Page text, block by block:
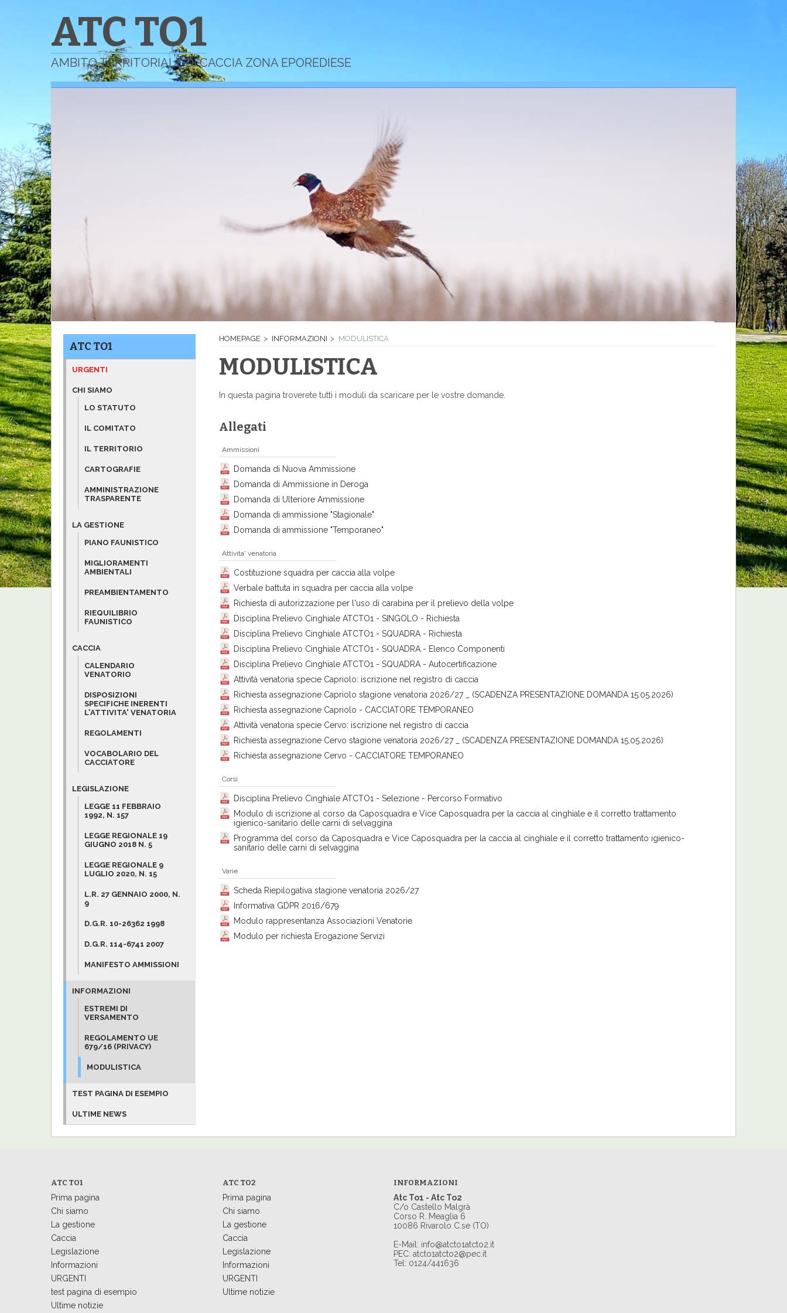
ATC TO1
AMBITO TERRITORIALE DI CACCIA ZONA EPOREDIESE
ATC TO1
URGENTI
CHI SIAMO
LO STATUTO
IL COMITATO
IL TERRITORIO
CARTOGRAFIE
AMMINISTRAZIONE
TRASPARENTE
LA GESTIONE
PIANO FAUNISTICO
MIGLIORAMENTI
AMBIENTALI
PREAMBIENTAMENTO
RIEQUILIBRIO
FAUNISTICO
CACCIA
CALENDARIO
VENATORIO
DISPOSIZIONI
SPECIFICHE INERENTI
L'ATTIVITA' VENATORIA
REGOLAMENTI
VOCABOLARIO DEL
CACCIATORE
LEGISLAZIONE
LEGGE 11 FEBBRAIO
1992, N. 157
LEGGE REGIONALE 19
GIUGNO 2018 N. 5
LEGGE REGIONALE 9
LUGLIO 2020, N. 15
L.R. 27 GENNAIO 2000, N.
9
D.G.R. 10-26362 1998
D.G.R. 114-6741 2007
MANIFESTO AMMISSIONI
INFORMAZIONI
ESTREMI DI
VERSAMENTO
REGOLAMENTO UE
679/16 (PRIVACY)
MODULISTICA
TEST PAGINA DI ESEMPIO
ULTIME NEWS
HOMEPAGE INFORMAZIONI MODULISTICA
MODULISTICA
In questa pagina troverete tutti i moduli da scaricare per le vostre domande.
Allegati
Ammissioni
Domanda di Nuova Ammissione
Domanda di Ammissione in Deroga
Domanda di Ulteriore Ammissione
Domanda di ammissione "Stagionale"
Domanda di ammissione "Temporaneo"
Attivita' venatoria
Costituzione squadra per caccia alla volpe
Verbale battuta in squadra per caccia alla volpe
Richiesta di autorizzazione per l'uso di carabina per il prelievo della volpe
Disciplina Prelievo Cinghiale ATCTO1 - SINGOLO - Richiesta
Disciplina Prelievo Cinghiale ATCTO1 - SQUADRA - Richiesta
Disciplina Prelievo Cinghiale ATCTO1 - SQUADRA - Elenco Componenti
Disciplina Prelievo Cinghiale ATCTO1 - SQUADRA - Autocertificazione
Attività venatoria specie Capriolo: iscrizione nel registro di caccia
Richiesta assegnazione Capriolo stagione venatoria 2026/27 _ (SCADENZA PRESENTAZIONE DOMANDA 15.05.2026)
Richiesta assegnazione Capriolo - CACCIATORE TEMPORANEO
Attività venatoria specie Cervo: iscrizione nel registro di caccia
Richiesta assegnazione Cervo stagione venatoria 2026/27 _ (SCADENZA PRESENTAZIONE DOMANDA 15.05.2026)
Richiesta assegnazione Cervo - CACCIATORE TEMPORANEO
Corsi
Disciplina Prelievo Cinghiale ATCTO1 - Selezione - Percorso Formativo
Modulo di iscrizione al corso da Caposquadra e Vice Caposquadra per la caccia al cinghiale e il corretto trattamento
igienico-sanitario delle carni di selvaggina
Programma del corso da Caposquadra e Vice Caposquadra per la caccia al cinghiale e il corretto trattamento igienico-
sanitario delle carni di selvaggina
Varie
Scheda Riepilogativa stagione venatoria 2026/27
Informativa GDPR 2016/679
Modulo rappresentanza Associazioni Venatorie
Modulo per richiesta Erogazione Servizi
ATC TO1
Prima pagina
Chi siamo
La gestione
Caccia
Legislazione
Informazioni
URGENTI
test pagina di esempio
Ultime notizie
ATC TO2
Prima pagina
Chi siamo
La gestione
Caccia
Legislazione
Informazioni
URGENTI
Ultime notizie
INFORMAZIONI
Atc To1 - Atc To2
C/o Castello Malgrà
Corso R. Meaglia 6
10086 Rivarolo C.se (TO)
E-Mail: info@atcto1atcto2.it
PEC: atcto1atcto2@pec.it
Tel: 0124/441636